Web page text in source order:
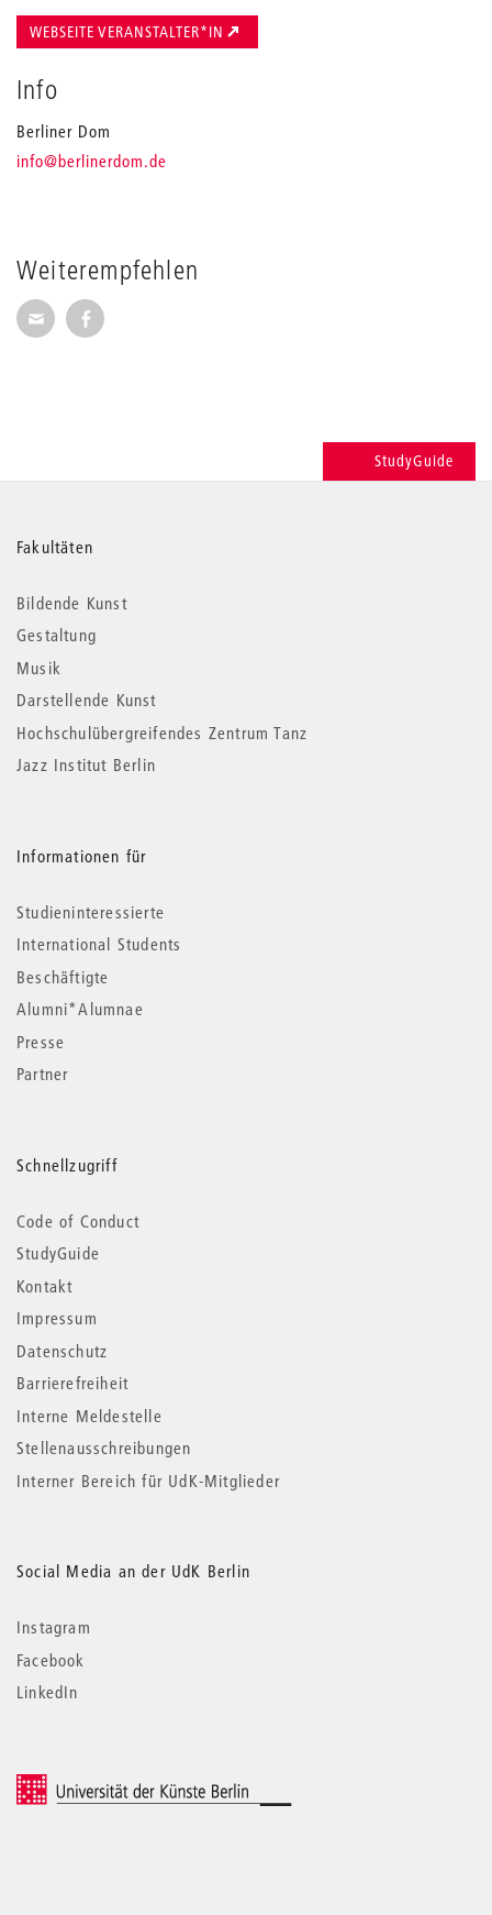
Weiterempfehlen
Seite per E-Mail weiterempfehlen
Seite auf Facebook weiterempfehlen
WEBSEITE VERANSTALTER*IN
Info
Berliner Dom
info_
@berlinerdom.de
StudyGuide
Weitere
Informationen
Fakultäten
Bildende Kunst
Gestaltung
Musik
Darstellende Kunst
Hochschulübergreifendes Zentrum Tanz
Jazz Institut Berlin
Informationen für
Studieninteressierte
International Students
Beschäftigte
Alumni*Alumnae
Presse
Partner
Schnellzugriff
Code of Conduct
StudyGuide
Kontakt
Impressum
Datenschutz
Barrierefreiheit
Interne Meldestelle
Stellenausschreibungen
Interner Bereich für UdK-Mitglieder
Social Media an der UdK Berlin
Instagram
Facebook
LinkedIn
© 2026 Universität der Künste Berlin